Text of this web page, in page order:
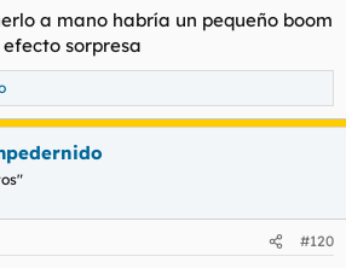
a mano habría un pequeño boom
sorpresa
#120